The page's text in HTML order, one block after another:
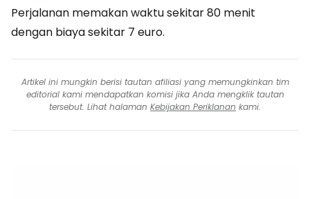
Perjalanan memakan waktu sekitar 80 menit
dengan biaya sekitar 7 euro.
Artikel ini mungkin berisi tautan afiliasi yang memungkinkan tim
editorial kami mendapatkan komisi jika Anda mengklik tautan
tersebut. Lihat halaman Kebijakan Periklanan kami.